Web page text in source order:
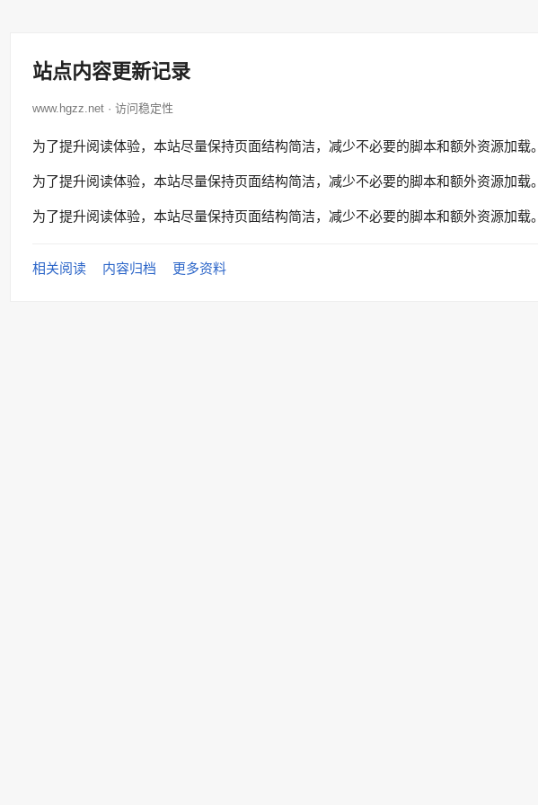
站点内容更新记录
www.hgzz.net · 访问稳定性
为了提升阅读体验，本站尽量保持页面结构简洁，减少不必要的脚本和额外资源加载。
为了提升阅读体验，本站尽量保持页面结构简洁，减少不必要的脚本和额外资源加载。
为了提升阅读体验，本站尽量保持页面结构简洁，减少不必要的脚本和额外资源加载。
相关阅读 内容归档 更多资料